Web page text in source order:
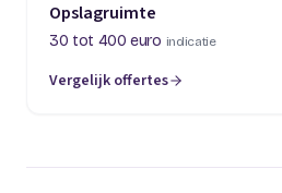
Opslagruimte
30 tot 400 euro indicatie
Vergelijk offertes
(opent in een nieuw tabblad)